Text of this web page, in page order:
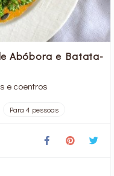
Abóbora e Batata-
e coentros
Para 4 pessoas